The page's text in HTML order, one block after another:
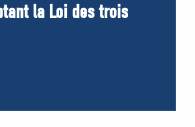
la Loi des trois